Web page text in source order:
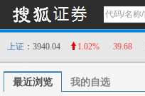
上证 ：3940.04 1.02% 39.68
最近浏览 我的自选